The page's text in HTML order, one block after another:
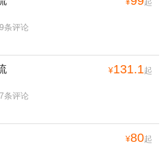
¥ 起
条评论
¥131.1起
条评论
¥80起